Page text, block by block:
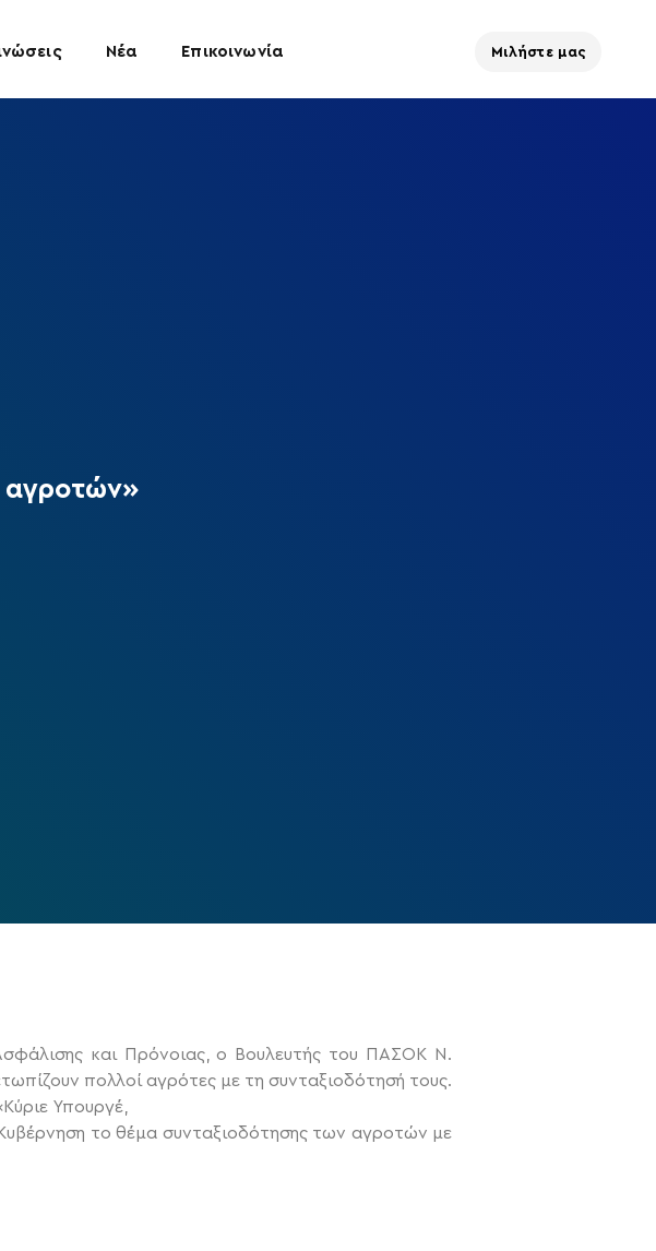
Νέα Επικοινωνία Μιλήστε μας
αγροτών»
και Πρόνοιας, ο Βουλευτής του ΠΑΣΟΚ Ν.
πολλοί αγρότες με τη συνταξιοδότησή τους.
Υπουργέ,
το θέμα συνταξιοδότησης των αγροτών με